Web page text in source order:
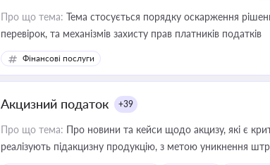
Про що тема: Тема стосується порядку оскарження
перевірок, та механізмів захисту прав платників податків
Фінансові послуги
Акцизний податок +39
Про що тема: Про новини та кейси щодо акцизу, які є
реалізують підакцизну продукцію, з метою уникнення